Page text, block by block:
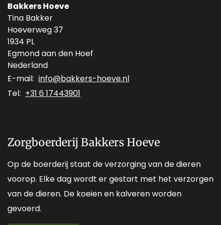
Bakkers Hoeve
Tina Bakker
Hoeverweg 37
1934 PL
Egmond aan den Hoef
Nederland
E-mail: info@bakkers-hoeve.nl
Tel: +31 6 17443901
Zorgboerderij Bakkers Hoeve
Op de boerderij staat de verzorging van de dieren
voorop. Elke dag wordt er gestart met het verzorgen
van de dieren. De koeien en kalveren worden
gevoerd.